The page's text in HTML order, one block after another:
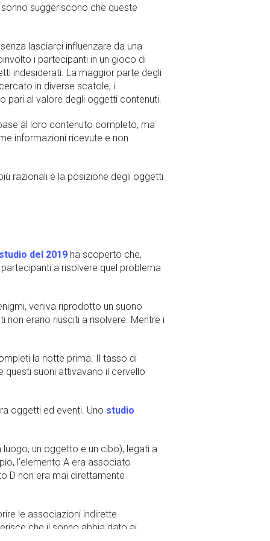
suggeriscono che queste
lasciarci influenzare da una
i partecipanti in un gioco di
indesiderati. La maggior parte degli
in diverse scatole, i
pari al valore degli oggetti contenuti.
al loro contenuto completo, ma
informazioni ricevute e non
razionali e la posizione degli oggetti
del 2019 ha scoperto che,
a risolvere quel problema
veniva riprodotto un suono
non erano riusciti a risolvere. Mentre i
la notte prima. Il tasso di
questi suoni attivavano il cervello
oggetti ed eventi. Uno studio
un oggetto e un cibo), legati a
l’elemento A era associato
D non era mai direttamente
le associazioni indirette
che il sonno abbia dato ai